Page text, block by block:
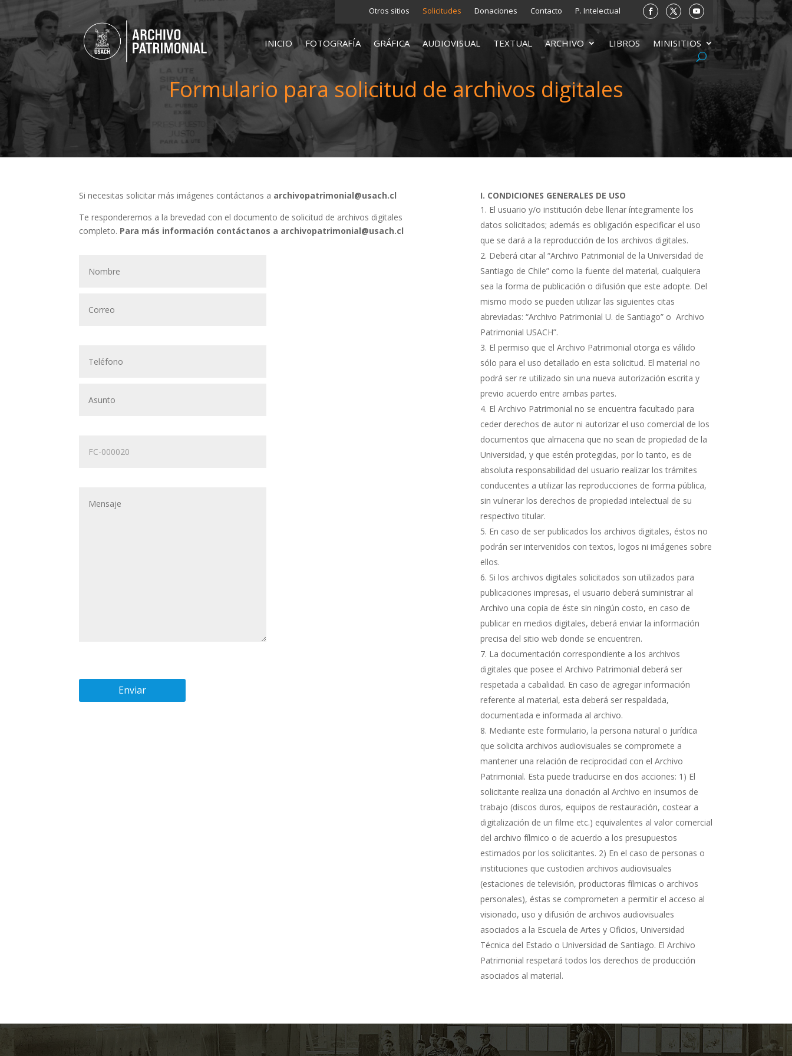
Otros sitios Solicitudes Donaciones Contacto P. Intelectual
INICIO FOTOGRAFÍA GRÁFICA AUDIOVISUAL TEXTUAL ARCHIVO LIBROS MINISITIOS
Formulario para solicitud de archivos digitales
Si necesitas solicitar más imágenes contáctanos a archivopatrimonial@usach.cl
Te responderemos a la brevedad con el documento de solicitud de archivos digitales
completo. Para más información contáctanos a archivopatrimonial@usach.cl
I. CONDICIONES GENERALES DE USO
El usuario y/o institución debe llenar íntegramente los
datos solicitados; además es obligación especificar el uso
que se dará a la reproducción de los archivos digitales.
Deberá citar al “Archivo Patrimonial de la Universidad de
Santiago de Chile” como la fuente del material, cualquiera
sea la forma de publicación o difusión que este adopte. Del
mismo modo se pueden utilizar las siguientes citas
abreviadas: “Archivo Patrimonial U. de Santiago” o Archivo
Patrimonial USACH”.
El permiso que el Archivo Patrimonial otorga es válido
sólo para el uso detallado en esta solicitud. El material no
podrá ser re utilizado sin una nueva autorización escrita y
previo acuerdo entre ambas partes.
El Archivo Patrimonial no se encuentra facultado para
ceder derechos de autor ni autorizar el uso comercial de los
documentos que almacena que no sean de propiedad de la
Universidad, y que estén protegidas, por lo tanto, es de
absoluta responsabilidad del usuario realizar los trámites
conducentes a utilizar las reproducciones de forma pública,
sin vulnerar los derechos de propiedad intelectual de su
respectivo titular.
En caso de ser publicados los archivos digitales, éstos no
podrán ser intervenidos con textos, logos ni imágenes sobre
ellos.
Si los archivos digitales solicitados son utilizados para
publicaciones impresas, el usuario deberá suministrar al
Archivo una copia de éste sin ningún costo, en caso de
publicar en medios digitales, deberá enviar la información
precisa del sitio web donde se encuentren.
La documentación correspondiente a los archivos
digitales que posee el Archivo Patrimonial deberá ser
respetada a cabalidad. En caso de agregar información
referente al material, esta deberá ser respaldada,
documentada e informada al archivo.
Mediante este formulario, la persona natural o jurídica
que solicita archivos audiovisuales se compromete a
mantener una relación de reciprocidad con el Archivo
Patrimonial. Esta puede traducirse en dos acciones: 1) El
solicitante realiza una donación al Archivo en insumos de
trabajo (discos duros, equipos de restauración, costear a
digitalización de un filme etc.) equivalentes al valor comercial
del archivo fílmico o de acuerdo a los presupuestos
estimados por los solicitantes. 2) En el caso de personas o
instituciones que custodien archivos audiovisuales
(estaciones de televisión, productoras fílmicas o archivos
personales), éstas se comprometen a permitir el acceso al
visionado, uso y difusión de archivos audiovisuales
asociados a la Escuela de Artes y Oficios, Universidad
Técnica del Estado o Universidad de Santiago. El Archivo
Patrimonial respetará todos los derechos de producción
asociados al material.